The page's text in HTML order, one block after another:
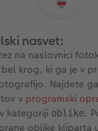
nasvet:
na naslovnici
krog, ki ga je v
Najdete
v programski
kategoriji oblike.
oblike kliparta